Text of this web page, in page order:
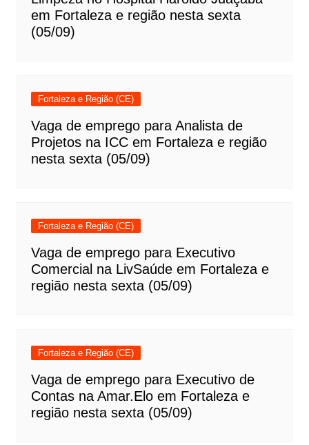
em Fortaleza e região nesta sexta
(05/09)
Fortaleza e Região (CE)
Vaga de emprego para Analista de
Projetos na ICC em Fortaleza e região
nesta sexta (05/09)
Fortaleza e Região (CE)
Vaga de emprego para Executivo
Comercial na LivSaúde em Fortaleza e
região nesta sexta (05/09)
Fortaleza e Região (CE)
Vaga de emprego para Executivo de
Contas na Amar.Elo em Fortaleza e
região nesta sexta (05/09)